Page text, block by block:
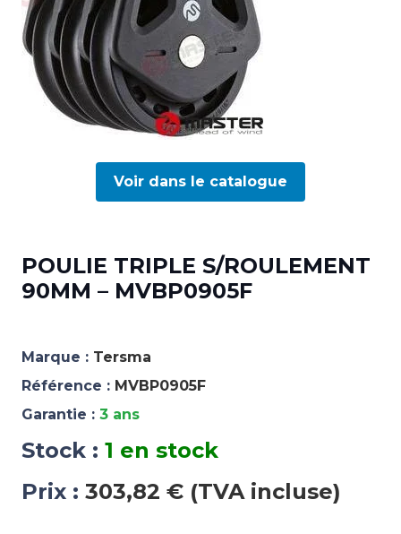
Voir dans le catalogue
POULIE TRIPLE S/ROULEMENT
90MM – MVBP0905F
Marque : Tersma
Référence : MVBP0905F
Garantie : 3 ans
Stock : 1 en stock
Prix : 303,82 € (TVA incluse)